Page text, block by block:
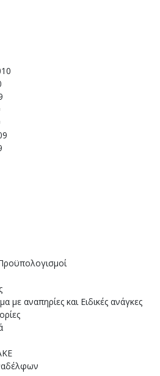
με αναπηρίες και Ειδικές ανάγκες